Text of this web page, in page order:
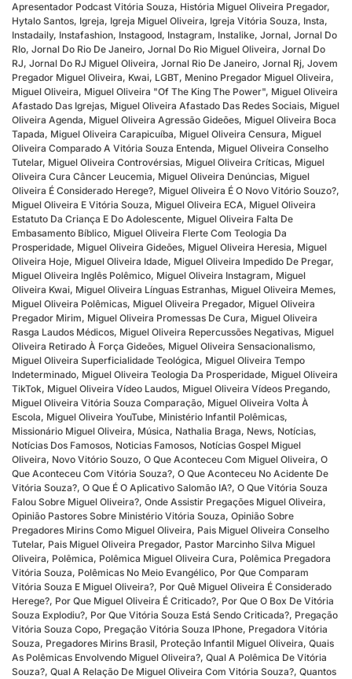
Apresentador Podcast Vitória Souza, História Miguel Oliveira Pregador,
Hytalo Santos, Igreja, Igreja Miguel Oliveira, Igreja Vitória Souza, Insta,
Instadaily, Instafashion, Instagood, Instagram, Instalike, Jornal, Jornal Do
RIo, Jornal Do Rio De Janeiro, Jornal Do Rio Miguel Oliveira, Jornal Do
RJ, Jornal Do RJ Miguel Oliveira, Jornal Rio De Janeiro, Jornal Rj, Jovem
Pregador Miguel Oliveira, Kwai, LGBT, Menino Pregador Miguel Oliveira,
Miguel Oliveira, Miguel Oliveira "Of The King The Power", Miguel Oliveira
Afastado Das Igrejas, Miguel Oliveira Afastado Das Redes Sociais, Miguel
Oliveira Agenda, Miguel Oliveira Agressão Gideões, Miguel Oliveira Boca
Tapada, Miguel Oliveira Carapicuíba, Miguel Oliveira Censura, Miguel
Oliveira Comparado A Vitória Souza Entenda, Miguel Oliveira Conselho
Tutelar, Miguel Oliveira Controvérsias, Miguel Oliveira Críticas, Miguel
Oliveira Cura Câncer Leucemia, Miguel Oliveira Denúncias, Miguel
Oliveira É Considerado Herege?, Miguel Oliveira É O Novo Vitório Souzo?,
Miguel Oliveira E Vitória Souza, Miguel Oliveira ECA, Miguel Oliveira
Estatuto Da Criança E Do Adolescente, Miguel Oliveira Falta De
Embasamento Bíblico, Miguel Oliveira Flerte Com Teologia Da
Prosperidade, Miguel Oliveira Gideões, Miguel Oliveira Heresia, Miguel
Oliveira Hoje, Miguel Oliveira Idade, Miguel Oliveira Impedido De Pregar,
Miguel Oliveira Inglês Polêmico, Miguel Oliveira Instagram, Miguel
Oliveira Kwai, Miguel Oliveira Línguas Estranhas, Miguel Oliveira Memes,
Miguel Oliveira Polêmicas, Miguel Oliveira Pregador, Miguel Oliveira
Pregador Mirim, Miguel Oliveira Promessas De Cura, Miguel Oliveira
Rasga Laudos Médicos, Miguel Oliveira Repercussões Negativas, Miguel
Oliveira Retirado À Força Gideões, Miguel Oliveira Sensacionalismo,
Miguel Oliveira Superficialidade Teológica, Miguel Oliveira Tempo
Indeterminado, Miguel Oliveira Teologia Da Prosperidade, Miguel Oliveira
TikTok, Miguel Oliveira Vídeo Laudos, Miguel Oliveira Vídeos Pregando,
Miguel Oliveira Vitória Souza Comparação, Miguel Oliveira Volta À
Escola, Miguel Oliveira YouTube, Ministério Infantil Polêmicas,
Missionário Miguel Oliveira, Música, Nathalia Braga, News, Notícias,
Notícias Dos Famosos, Noticias Famosos, Notícias Gospel Miguel
Oliveira, Novo Vitório Souzo, O Que Aconteceu Com Miguel Oliveira, O
Que Aconteceu Com Vitória Souza?, O Que Aconteceu No Acidente De
Vitória Souza?, O Que É O Aplicativo Salomão IA?, O Que Vitória Souza
Falou Sobre Miguel Oliveira?, Onde Assistir Pregações Miguel Oliveira,
Opinião Pastores Sobre Ministério Vitória Souza, Opinião Sobre
Pregadores Mirins Como Miguel Oliveira, Pais Miguel Oliveira Conselho
Tutelar, Pais Miguel Oliveira Pregador, Pastor Marcinho Silva Miguel
Oliveira, Polêmica, Polêmica Miguel Oliveira Cura, Polêmica Pregadora
Vitória Souza, Polêmicas No Meio Evangélico, Por Que Comparam
Vitória Souza E Miguel Oliveira?, Por Quê Miguel Oliveira É Considerado
Herege?, Por Que Miguel Oliveira É Criticado?, Por Que O Box De Vitória
Souza Explodiu?, Por Que Vitória Souza Está Sendo Criticada?, Pregação
Vitória Souza Copo, Pregação Vitória Souza IPhone, Pregadora Vitória
Souza, Pregadores Mirins Brasil, Proteção Infantil Miguel Oliveira, Quais
As Polêmicas Envolvendo Miguel Oliveira?, Qual A Polêmica De Vitória
Souza?, Qual A Relação De Miguel Oliveira Com Vitória Souza?, Quantos